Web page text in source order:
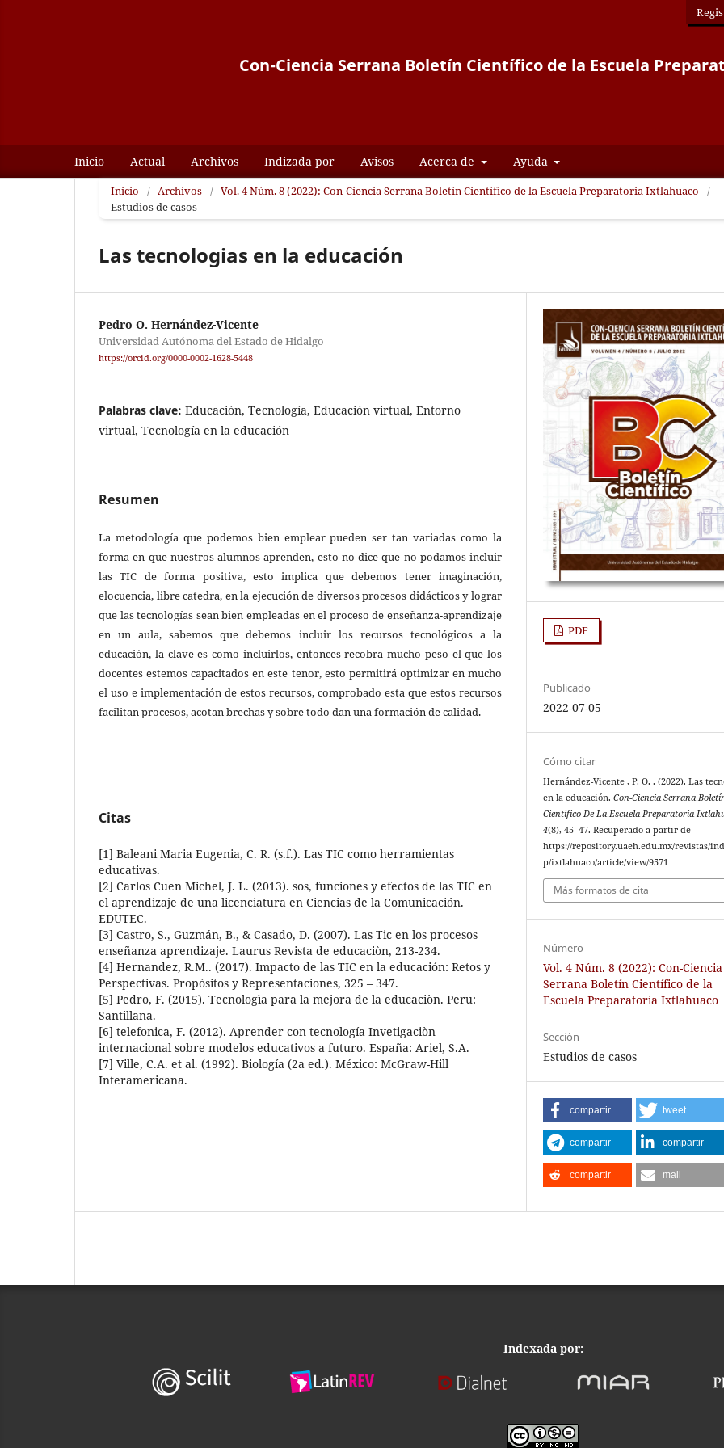
Con-Ciencia Serrana Boletín Científico de la Escuela
Inicio Actual Archivos Indizada por Avisos Acerca de Ayuda
Inicio / Archivos / Vol. 4 Núm. 8 (2022): Con-Ciencia Serrana Boletín Científico de la Escuela Preparatoria Ixtlahuaco
/
Estudios de casos
Las tecnologias en la educación
Pedro O. Hernández-Vicente
Universidad Autónoma del Estado de Hidalgo
https://orcid.org/0000-0002-1628-5448
Palabras clave: Educación, Tecnología, Educación virtual, Entorno
virtual, Tecnología en la educación
Resumen
La metodología que podemos bien emplear pueden ser tan variadas como la
forma en que nuestros alumnos aprenden, esto no dice que no podamos incluir
las TIC de forma positiva, esto implica que debemos tener imaginación,
elocuencia, libre catedra, en la ejecución de diversos procesos didácticos y lograr
que las tecnologías sean bien empleadas en el proceso de enseñanza-aprendizaje
en un aula, sabemos que debemos incluir los recursos tecnológicos a la
educación, la clave es como incluirlos, entonces recobra mucho peso el que los
docentes estemos capacitados en este tenor, esto permitirá optimizar en mucho
el uso e implementación de estos recursos, comprobado esta que estos recursos
facilitan procesos, acotan brechas y sobre todo dan una formación de calidad.
Citas
[1] Baleani Maria Eugenia, C. R. (s.f.). Las TIC como herramientas
educativas.
[2] Carlos Cuen Michel, J. L. (2013). sos, funciones y efectos de las TIC en
el aprendizaje de una licenciatura en Ciencias de la Comunicación.
EDUTEC.
[3] Castro, S., Guzmán, B., & Casado, D. (2007). Las Tic en los procesos
enseñanza aprendizaje. Laurus Revista de educaciòn, 213-234.
[4] Hernandez, R.M.. (2017). Impacto de las TIC en la educación: Retos y
Perspectivas. Propósitos y Representaciones, 325 – 347.
[5] Pedro, F. (2015). Tecnologìa para la mejora de la educaciòn. Peru:
Santillana.
[6] telefonica, F. (2012). Aprender con tecnología Invetigaciòn
internacional sobre modelos educativos a futuro. España: Ariel, S.A.
[7] Ville, C.A. et al. (1992). Biología (2a ed.). México: McGraw-Hill
Interamericana.
PDF
Publicado
2022-07-05
Cómo citar
Hernández-Vicente , P. O. . (2022). Las
en la educación.Con-Ciencia Serrana
Científico De La Escuela Preparatoria
4(8), 45–47. Recuperado a partir de
https://repository.uaeh.edu.mx/revistas/
p/ixtlahuaco/article/view/9571
Más formatos de cita
Número
Vol. 4 Núm. 8 (2022): Con-Ciencia
Serrana Boletín Científico de la
Escuela Preparatoria Ixtlahuaco
Sección
Estudios de casos
compartir tweet
compartir compartir
compartir mail
Indexada por: